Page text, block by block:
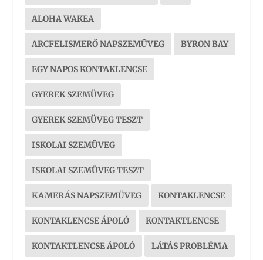
ALOHA WAKEA
ARCFELISMERŐ NAPSZEMÜVEG BYRON BAY
EGY NAPOS KONTAKLENCSE
GYEREK SZEMÜVEG
GYEREK SZEMÜVEG TESZT
ISKOLAI SZEMÜVEG
ISKOLAI SZEMÜVEG TESZT
KAMERÁS NAPSZEMÜVEG KONTAKLENCSE
KONTAKLENCSE ÁPOLÓ KONTAKTLENCSE
KONTAKTLENCSE ÁPOLÓ LÁTÁS PROBLÉMA